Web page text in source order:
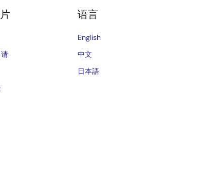
语言
English
中文
日本語